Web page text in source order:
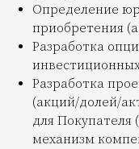
Определение
приобретения
Разработка
Разработка
(акций/долей/
для Покупателя
механизм